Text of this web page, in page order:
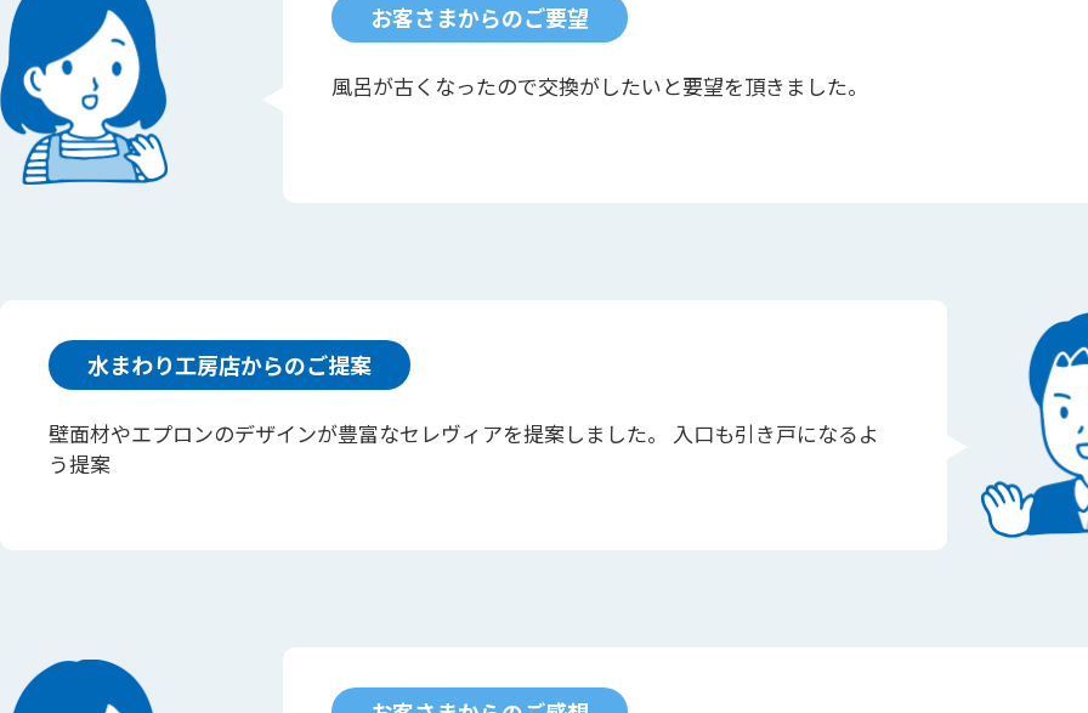
お客さまからのご要望
風呂が古くなったので交換がしたいと要望を頂きました。
水まわり工房店からのご提案
壁面材やエプロンのデザインが豊富なセレヴィアを提案しました。 入口も引き戸になるよ
う提案